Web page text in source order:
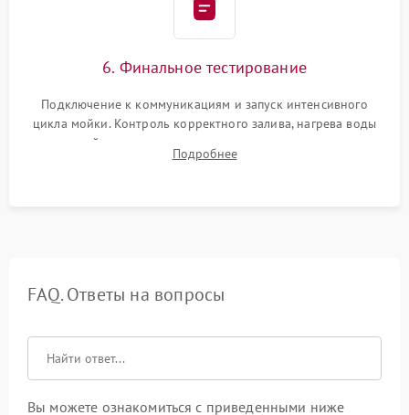
6. Финальное тестирование
Подключение к коммуникациям и запуск интенсивного
цикла мойки. Контроль корректного залива, нагрева воды
до нужной температуры, отсутствия посторонних шумов,
штатного слива и абсолютной сухости в поддоне.
Подробнее
FAQ. Ответы на вопросы
Вы можете ознакомиться с приведенными ниже